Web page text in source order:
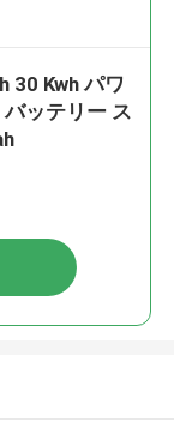
30 Kwh パワ
ッテリー ス